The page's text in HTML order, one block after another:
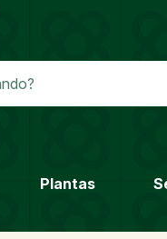
Plantas